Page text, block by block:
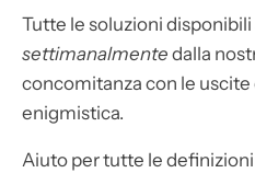
Tutte le soluzioni
settimanalmente dalla
concomitanza con le
enigmistica.
Aiuto per tutte le